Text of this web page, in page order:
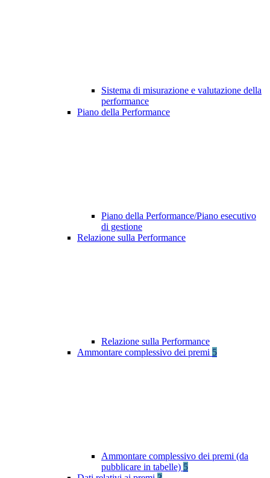
Sistema di misurazione e valutazione della
performance
Piano della Performance
Piano della Performance/Piano esecutivo
di gestione
Relazione sulla Performance
Relazione sulla Performance
Ammontare complessivo dei premi 5
Ammontare complessivo dei premi (da
pubblicare in tabelle) 5